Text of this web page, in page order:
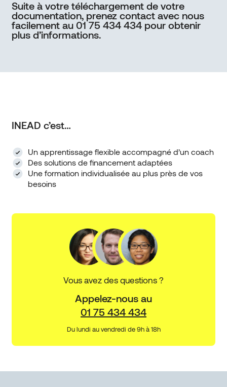
Suite à votre téléchargement de votre
documentation, prenez contact avec nous
facilement au 01 75 434 434 pour obtenir
plus d’informations.
INEAD c’est…
Un apprentissage flexible accompagné d’un coach
Des solutions de financement adaptées
Une formation individualisée au plus près de vos
besoins
Vous avez des questions ?
Appelez-nous au
01 75 434 434
Du lundi au vendredi de 9h à 18h